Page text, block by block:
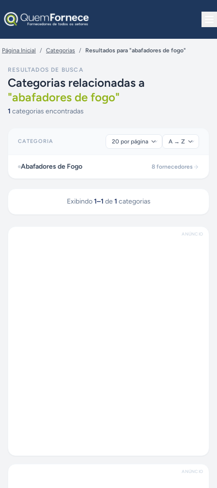
Página Inicial / Categorias / Resultados para "abafadores de fogo"
RESULTADOS DE BUSCA
Categorias relacionadas a
"abafadores de fogo"
1 categorias encontradas
CATEGORIA
Abafadores de Fogo 8 fornecedores
Exibindo 1–1 de 1 categorias
ANÚNCIO
ANÚNCIO